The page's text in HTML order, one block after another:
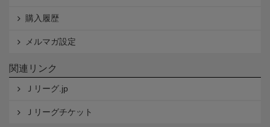
購入履歴
メルマガ設定
関連リンク
Ｊリーグ.jp
Ｊリーグチケット